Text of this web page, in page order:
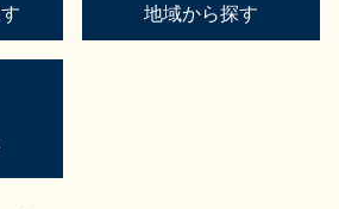
地域から探す